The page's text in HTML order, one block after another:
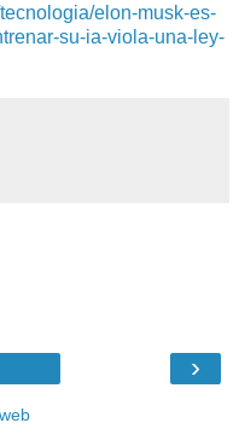
elon-musk-es-
su-ia-viola-una-ley-
›